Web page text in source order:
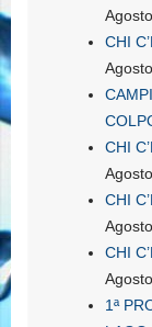
CHI
CHI
CHI
CHI
1ª